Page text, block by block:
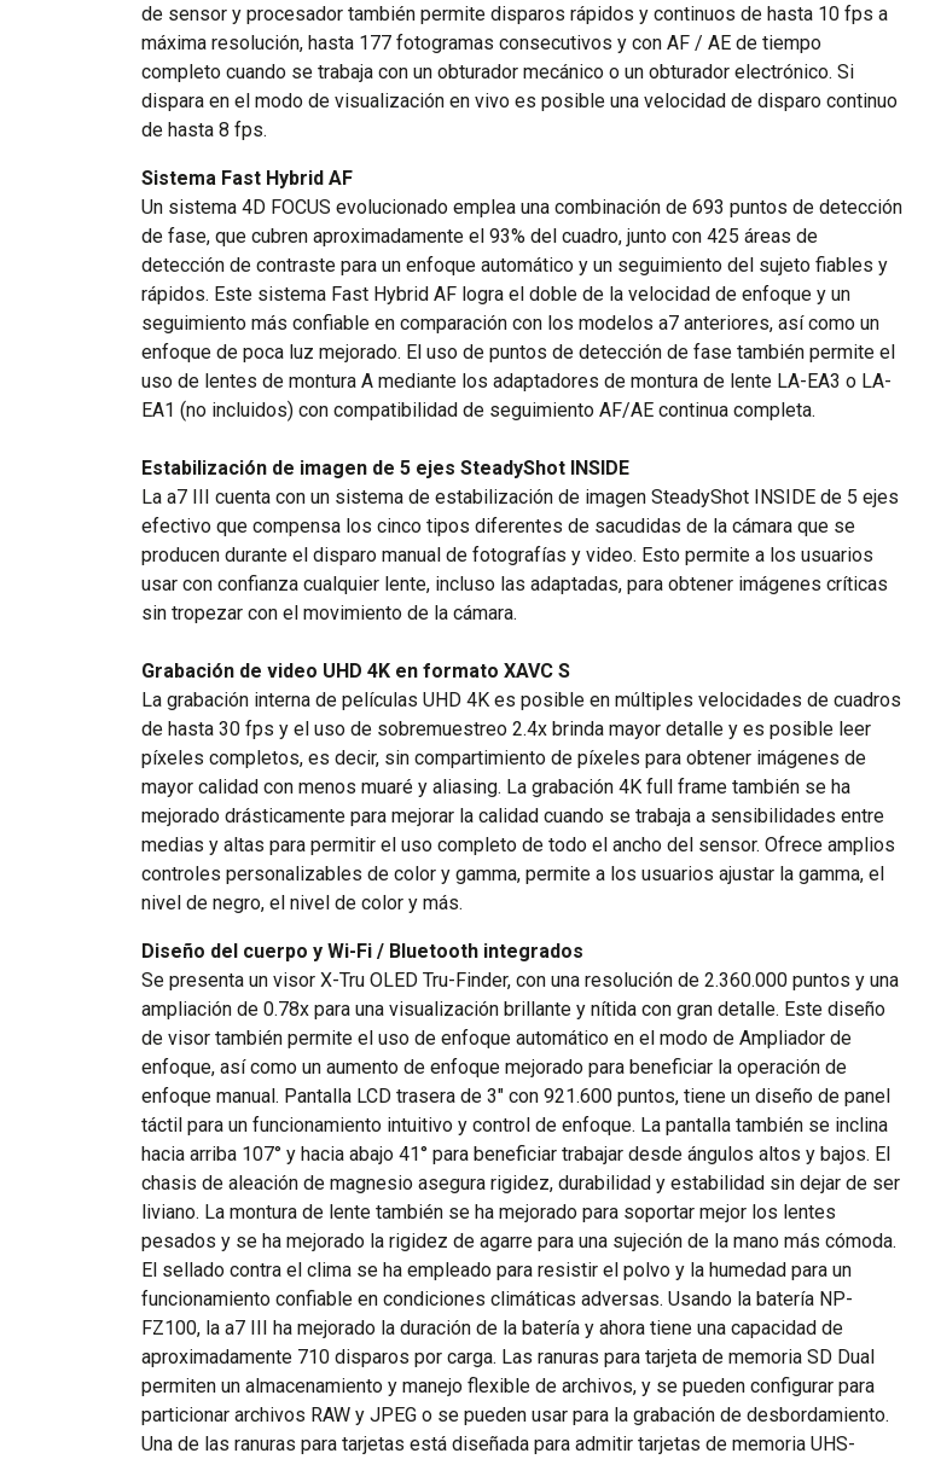
de sensor y procesador también permite disparos rápidos y continuos de hasta 10 fps a
máxima resolución, hasta 177 fotogramas consecutivos y con AF / AE de tiempo
completo cuando se trabaja con un obturador mecánico o un obturador electrónico. Si
dispara en el modo de visualización en vivo es posible una velocidad de disparo continuo
de hasta 8 fps.
Sistema Fast Hybrid AF
Un sistema 4D FOCUS evolucionado emplea una combinación de 693 puntos de detección
de fase, que cubren aproximadamente el 93% del cuadro, junto con 425 áreas de
detección de contraste para un enfoque automático y un seguimiento del sujeto fiables y
rápidos. Este sistema Fast Hybrid AF logra el doble de la velocidad de enfoque y un
seguimiento más confiable en comparación con los modelos a7 anteriores, así como un
enfoque de poca luz mejorado. El uso de puntos de detección de fase también permite el
uso de lentes de montura A mediante los adaptadores de montura de lente LA-EA3 o LA-
EA1 (no incluidos) con compatibilidad de seguimiento AF/AE continua completa.
Estabilización de imagen de 5 ejes SteadyShot INSIDE
La a7 III cuenta con un sistema de estabilización de imagen SteadyShot INSIDE de 5 ejes
efectivo que compensa los cinco tipos diferentes de sacudidas de la cámara que se
producen durante el disparo manual de fotografías y video. Esto permite a los usuarios
usar con confianza cualquier lente, incluso las adaptadas, para obtener imágenes críticas
sin tropezar con el movimiento de la cámara.
Grabación de video UHD 4K en formato XAVC S
La grabación interna de películas UHD 4K es posible en múltiples velocidades de cuadros
de hasta 30 fps y el uso de sobremuestreo 2.4x brinda mayor detalle y es posible leer
píxeles completos, es decir, sin compartimiento de píxeles para obtener imágenes de
mayor calidad con menos muaré y aliasing. La grabación 4K full frame también se ha
mejorado drásticamente para mejorar la calidad cuando se trabaja a sensibilidades entre
medias y altas para permitir el uso completo de todo el ancho del sensor. Ofrece amplios
controles personalizables de color y gamma, permite a los usuarios ajustar la gamma, el
nivel de negro, el nivel de color y más.
Diseño del cuerpo y Wi-Fi / Bluetooth integrados
Se presenta un visor X-Tru OLED Tru-Finder, con una resolución de 2.360.000 puntos y una
ampliación de 0.78x para una visualización brillante y nítida con gran detalle. Este diseño
de visor también permite el uso de enfoque automático en el modo de Ampliador de
enfoque, así como un aumento de enfoque mejorado para beneficiar la operación de
enfoque manual. Pantalla LCD trasera de 3" con 921.600 puntos, tiene un diseño de panel
táctil para un funcionamiento intuitivo y control de enfoque. La pantalla también se inclina
hacia arriba 107° y hacia abajo 41° para beneficiar trabajar desde ángulos altos y bajos. El
chasis de aleación de magnesio asegura rigidez, durabilidad y estabilidad sin dejar de ser
liviano. La montura de lente también se ha mejorado para soportar mejor los lentes
pesados y se ha mejorado la rigidez de agarre para una sujeción de la mano más cómoda.
El sellado contra el clima se ha empleado para resistir el polvo y la humedad para un
funcionamiento confiable en condiciones climáticas adversas. Usando la batería NP-
FZ100, la a7 III ha mejorado la duración de la batería y ahora tiene una capacidad de
aproximadamente 710 disparos por carga. Las ranuras para tarjeta de memoria SD Dual
permiten un almacenamiento y manejo flexible de archivos, y se pueden configurar para
particionar archivos RAW y JPEG o se pueden usar para la grabación de desbordamiento.
Una de las ranuras para tarjetas está diseñada para admitir tarjetas de memoria UHS-